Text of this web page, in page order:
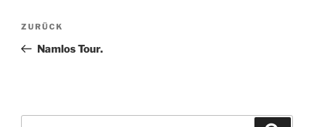
Beitragsnavigation
Vorheriger
Beitrag
ZURÜCK
Namlos Tour.